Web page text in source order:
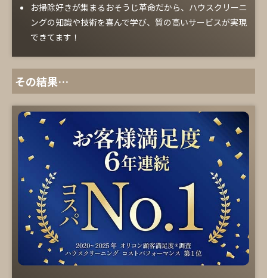
お掃除好きが集まるおそうじ革命だから、ハウスクリーニ
ングの知識や技術を喜んで学び、質の高いサービスが実現
できてます！
その結果…